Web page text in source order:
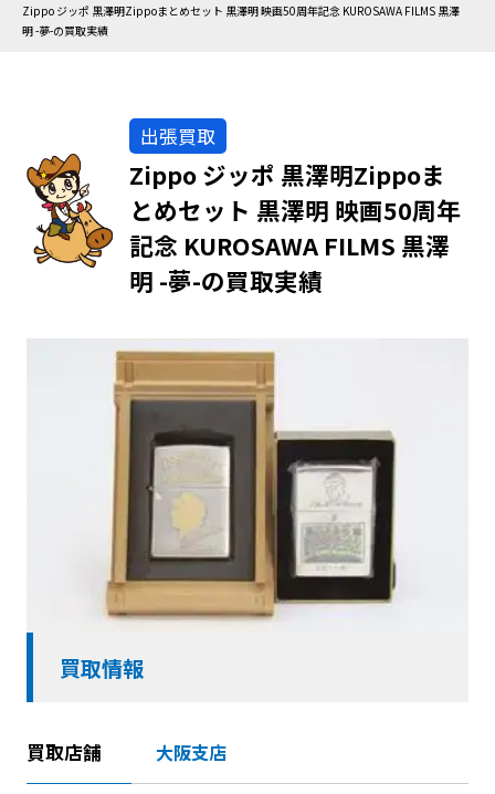
Zippo ジッポ 黒澤明Zippoまとめセット 黒澤明 映画50周年記念 KUROSAWA FILMS 黒澤
明 -夢-の買取実績
出張買取
Zippo ジッポ 黒澤明Zippoま
とめセット 黒澤明 映画50周年
記念 KUROSAWA FILMS 黒澤
明 -夢-の買取実績
買取情報
買取店舗 大阪支店